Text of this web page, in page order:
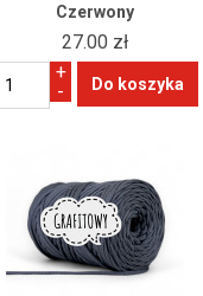
Czerwony
27.00 zł
+
-